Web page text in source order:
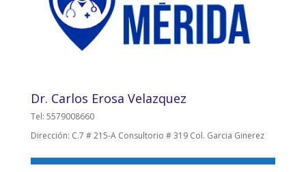
Dr. Carlos Erosa Velazquez
Tel: 5579008660
Dirección: C.7 # 215-A Consultorio # 319 Col. Garcia Ginerez